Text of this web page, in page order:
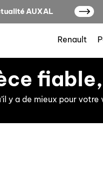
AUXAL
Renault
y a de mieux pour